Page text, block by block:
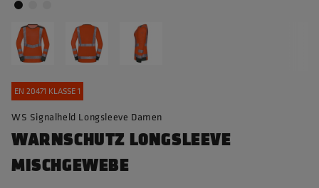
EN 20471 KLASSE 1
WS Signalheld Longsleeve Damen
WARNSCHUTZ LONGSLEEVE
MISCHGEWEBE